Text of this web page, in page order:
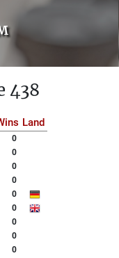
438
Land
0
0
0
0
0
0
0
0
0